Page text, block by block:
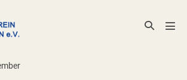
Suche-